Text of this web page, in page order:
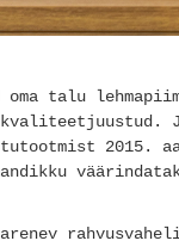
talu
2015.